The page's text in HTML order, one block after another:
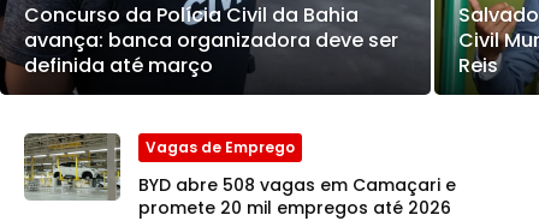
Concurso da Polícia Civil da Bahia
avança: banca organizadora deve ser
definida até março
Civil
Reis
Vagas de Emprego
BYD abre 508 vagas em Camaçari e
promete 20 mil empregos até 2026